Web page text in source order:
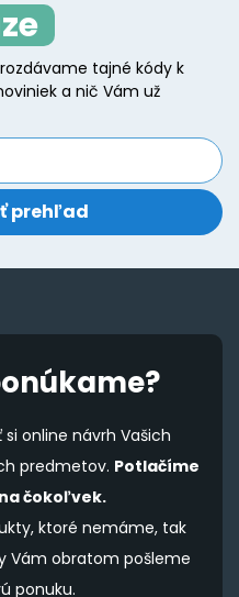
tajné kódy k
a nič Vám už
online návrh Vašich
predmetov. Potlačíme
čokoľvek.
ktoré nemáme, tak
Vám obratom pošleme
ponuku.